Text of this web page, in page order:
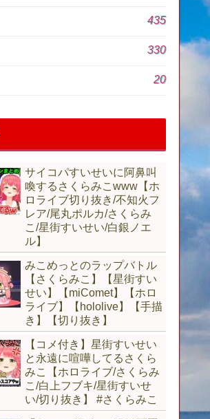
435
330
20
サイコパすいせいに阿鼻叫
喚するさくらみこwww【ホ
ロライブ切り抜き/不知火フ
レア/尾丸ポルカ/さくらみ
こ/星街すいせい/白銀ノエ
ル】
みこめっとのラップバトル
【さくらみこ】【星街すい
せい】【miComet】【ホロ
ライブ】【hololive】【手描
き】【切り抜き】
【コメ付き】星街すいせい
と永遠に喧嘩してるさくら
みこ【ホロライブ/さくらみ
こ/白上フブキ/星街すいせ
い/切り抜き】 #さくらみこ